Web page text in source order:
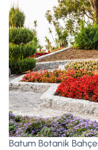
Batum Botanik